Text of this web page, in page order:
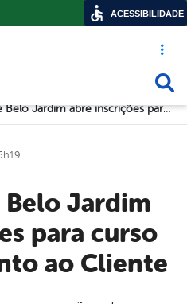
Acesso
Prefeitura de Belo Jardim abre inscrições para curso de Atendimento ao Cliente
para curso
ao Cliente
ACESSIBILIDADE